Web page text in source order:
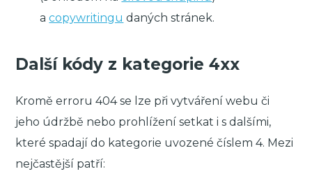
acopywritingu daných stránek.
Další kódy z kategorie 4xx
Kromě erroru 404 se lze při vytváření webu či
jeho údržbě nebo prohlížení setkat i s dalšími,
které spadají do kategorie uvozené číslem 4. Mezi
nejčastější patří: